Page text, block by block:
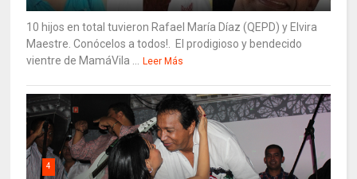
10 hijos en total tuvieron Rafael María Díaz (QEPD) y Elvira
Maestre. Conócelos a todos!. El prodigioso y bendecido
vientre de MamáVila ...
Leer Más
4